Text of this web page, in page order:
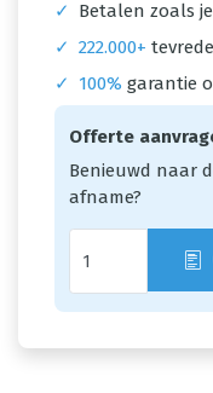
✓
Betalen zoals
✓ 222.000+
✓
100% garantie
Offerte
Benieuwd naar
afname?